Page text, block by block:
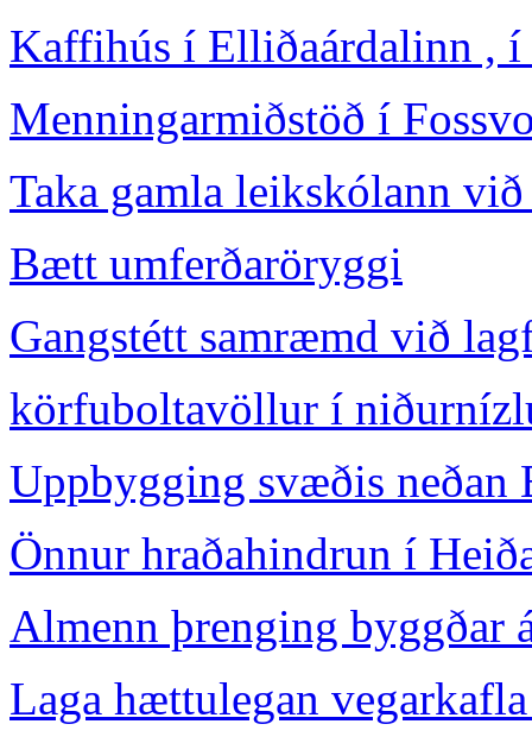
Kaffihús í Elliðaárdalinn ,
Menningarmiðstöð í
Taka gamla leikskólann
Bætt umferðaröryggi
Gangstétt samræmd við
körfuboltavöllur í
Uppbygging svæðis neðan
Önnur hraðahindrun í
Almenn þrenging byggðar
Laga hættulegan